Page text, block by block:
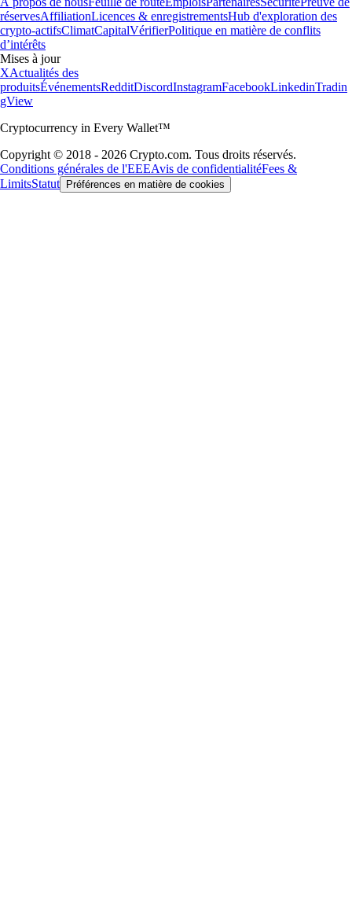
réservesAffiliationLicences & enregistrementsHub d'exploration des
crypto-actifsClimatCapitalVérifierPolitique en matière de conflits
d’intérêts
Mises à jour
XActualités des
produitsÉvénementsRedditDiscordInstagramFacebookLinkedinTradin
gView
Cryptocurrency in Every Wallet™
Copyright © 2018 - 2026 Crypto.com. Tous droits réservés.
Conditions générales de l'EEEAvis de confidentialitéFees &
LimitsStatut Préférences en matière de cookies